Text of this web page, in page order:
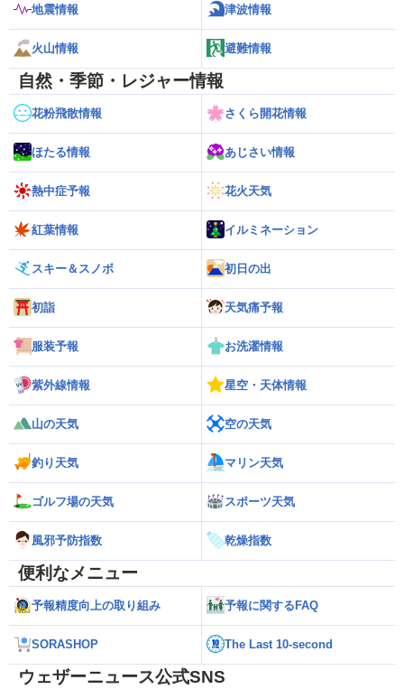
地震情報 津波情報
火山情報 避難情報
自然・季節・レジャー情報
花粉飛散情報 さくら開花情報
ほたる情報 あじさい情報
熱中症予報 花火天気
紅葉情報 イルミネーション
スキー＆スノボ 初日の出
初詣 天気痛予報
服装予報 お洗濯情報
紫外線情報 星空・天体情報
山の天気 空の天気
釣り天気 マリン天気
ゴルフ場の天気 スポーツ天気
風邪予防指数 乾燥指数
便利なメニュー
予報精度向上の取り組み 予報に関するFAQ
SORASHOP The Last 10-second
ウェザーニュース公式SNS